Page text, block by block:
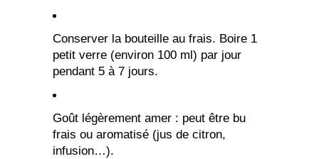
Conserver la bouteille au frais. Boire 1
petit verre (environ 100 ml) par jour
pendant 5 à 7 jours.
Goût légèrement amer : peut être bu
frais ou aromatisé (jus de citron,
infusion…).